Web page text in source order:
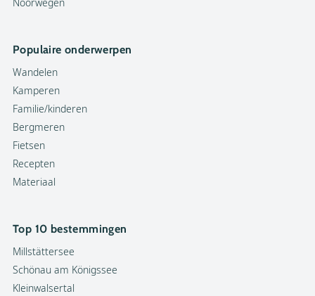
Noorwegen
Populaire onderwerpen
Wandelen
Kamperen
Familie/kinderen
Bergmeren
Fietsen
Recepten
Materiaal
Top 10 bestemmingen
Millstättersee
Schönau am Königssee
Kleinwalsertal